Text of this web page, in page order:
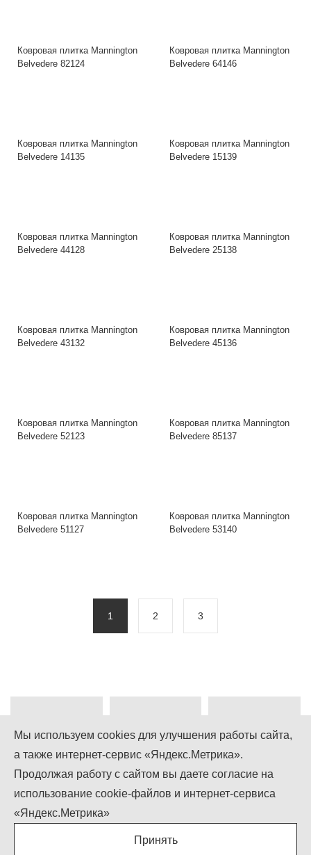
Ковровая плитка Mannington
Belvedere 82124
Ковровая плитка Mannington
Belvedere 64146
Ковровая плитка Mannington
Belvedere 14135
Ковровая плитка Mannington
Belvedere 15139
Ковровая плитка Mannington
Belvedere 44128
Ковровая плитка Mannington
Belvedere 25138
Ковровая плитка Mannington
Belvedere 43132
Ковровая плитка Mannington
Belvedere 45136
Ковровая плитка Mannington
Belvedere 52123
Ковровая плитка Mannington
Belvedere 85137
Ковровая плитка Mannington
Belvedere 51127
Ковровая плитка Mannington
Belvedere 53140
1 2 3
+7 (499) 755-92-79
Понедельник-Пятница: 9.00 - 18.00
info@igcompany.ru
IGCOMPANY © ООО «БИЗНЕС КАПИТАЛ»
Мы используем cookies для улучшения работы сайта,
а также интернет-сервис «Яндекс.Метрика».
Продолжая работу с сайтом вы даете согласие на
использование cookie-файлов и интернет-сервиса
«Яндекс.Метрика»
Принять